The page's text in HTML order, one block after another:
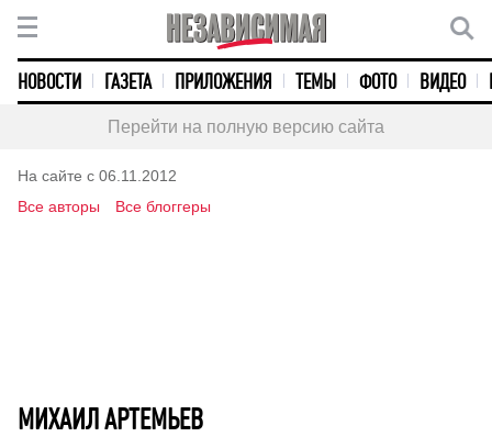
НОВОСТИ ГАЗЕТА ПРИЛОЖЕНИЯ ТЕМЫ ФОТО ВИДЕО
Перейти на полную версию сайта
На сайте с 06.11.2012
Все авторы
Все блоггеры
МИХАИЛ АРТЕМЬЕВ